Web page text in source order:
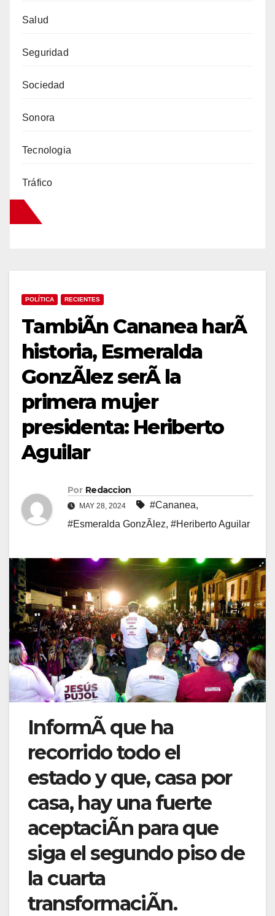
Salud
Seguridad
Sociedad
Sonora
Tecnologia
Tráfico
POLÍTICA RECIENTES
TambiÃn Cananea harÃ
historia, Esmeralda
GonzÃlez serÃ la
primera mujer
presidenta: Heriberto
Aguilar
Por Redaccion
MAY 28, 2024 #Cananea,
#Esmeralda GonzÃlez, #Heriberto Aguilar
InformÃ que ha
recorrido todo el
estado y que, casa por
casa, hay una fuerte
aceptaciÃn para que
siga el segundo piso de
la cuarta
transformaciÃn.